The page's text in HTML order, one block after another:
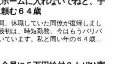
今日、４時間永遠に...
む６４歳
、休職していた同僚が復帰しまし
初は、時短勤務、今はもうバリバ
ています。私と同い年の６４歳一